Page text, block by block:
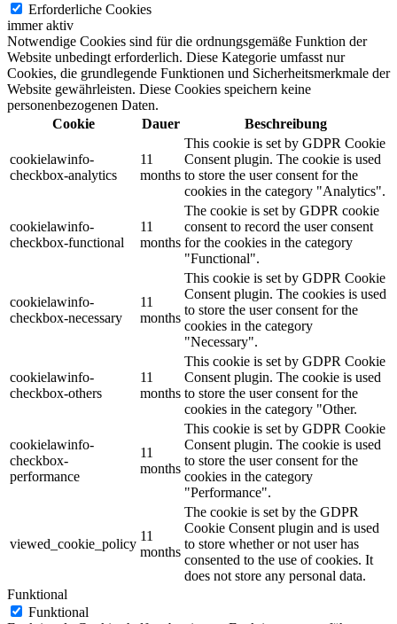
Erforderliche Cookies
immer aktiv
Notwendige Cookies sind für die ordnungsgemäße Funktion der
Website unbedingt erforderlich. Diese Kategorie umfasst nur
Cookies, die grundlegende Funktionen und Sicherheitsmerkmale der
Website gewährleisten. Diese Cookies speichern keine
personenbezogenen Daten.
Cookie
Dauer Beschreibung
cookielawinfo-
checkbox-analytics
11
months
This cookie is set by GDPR Cookie
Consent plugin. The cookie is used
to store the user consent for the
cookies in the category "Analytics".
cookielawinfo-
checkbox-functional
11
months
The cookie is set by GDPR cookie
consent to record the user consent
for the cookies in the category
"Functional".
cookielawinfo-
checkbox-necessary
11
months
This cookie is set by GDPR Cookie
Consent plugin. The cookies is used
to store the user consent for the
cookies in the category
"Necessary".
cookielawinfo-
checkbox-others
11
months
This cookie is set by GDPR Cookie
Consent plugin. The cookie is used
to store the user consent for the
cookies in the category "Other.
cookielawinfo-
checkbox-
performance
11
months
This cookie is set by GDPR Cookie
Consent plugin. The cookie is used
to store the user consent for the
cookies in the category
"Performance".
viewed_cookie_policy
11
months
The cookie is set by the GDPR
Cookie Consent plugin and is used
to store whether or not user has
consented to the use of cookies. It
does not store any personal data.
Funktional
Funktional